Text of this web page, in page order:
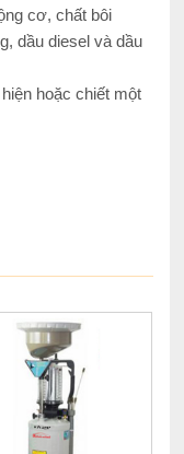
cơ, chất bôi
dầu diesel và dầu
hoặc chiết một